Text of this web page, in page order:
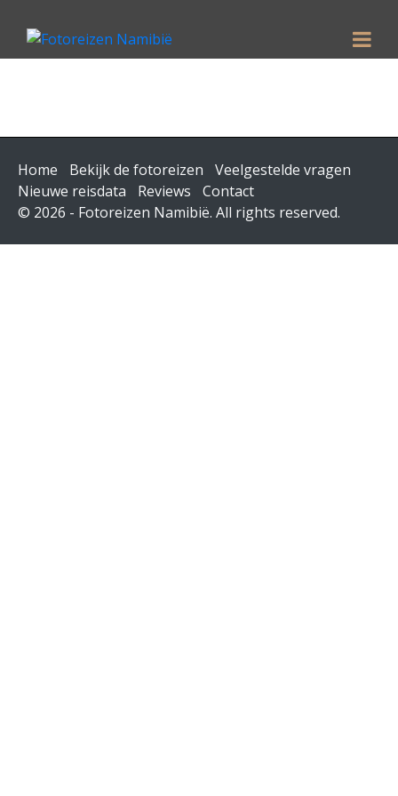
Home Bekijk de fotoreizen
Veelgestelde vragen
Nieuwe reisdata
Reviews
Contact
© 2026 - Fotoreizen Namibië. All rights reserved.